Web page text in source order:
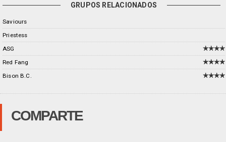
GRUPOS RELACIONADOS
Saviours
Priestess
ASG
Red Fang
Bison B.C.
COMPARTE